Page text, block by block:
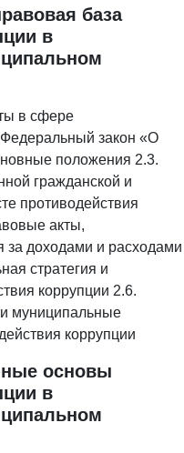
база
в
в сфере
закон «О
положения 2.3.
гражданской и
противодействия
акты,
за доходами и расходами
стратегия и
коррупции 2.6.
и муниципальные
коррупции
основы
в